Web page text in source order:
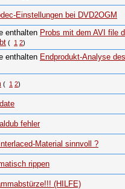
Einstellungen bei DVD2OGM
Probs mit dem AVI file
( 1 2)
Endprodukt-Analyse des
( 1 2)
fehler
Material sinnvoll ?
rippen
(HILFE)